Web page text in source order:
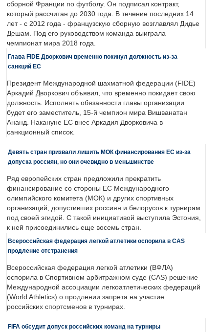
сборной Франции по футболу. Он подписал контракт,
который рассчитан до 2030 года. В течение последних 14
лет - с 2012 года - французскую сборную возглавлял Дидье
Дешам. Под его руководством команда выиграла
чемпионат мира 2018 года.
Глава FIDE Дворкович временно покинул должность из-за
санкций ЕС
Президент Международной шахматной федерации (FIDE)
Аркадий Дворкович объявил, что временно покидает свою
должность. Исполнять обязанности главы организации
будет его заместитель, 15-й чемпион мира Вишванатан
Ананд. Накануне ЕС внес Аркадия Дворковича в
санкционный список.
Девять стран призвали лишить МОК финансирования ЕС из-за
допуска россиян, но они очевидно в меньшинстве
Ряд европейских стран предложили прекратить
финансирование со стороны ЕС Международного
олимпийского комитета (МОК) и других спортивных
организаций, допустивших россиян и белорусов к турнирам
под своей эгидой. С такой инициативой выступила Эстония,
к ней присоединились еще восемь стран.
Всероссийская федерация легкой атлетики оспорила в CAS
продление отстранения
Всероссийская федерация легкой атлетики (ВФЛА)
оспорила в Спортивном арбитражном суде (CAS) решение
Международной ассоциации легкоатлетических федераций
(World Athletics) о продлении запрета на участие
российских спортсменов в турнирах.
FIFA обсудит допуск российских команд на турниры